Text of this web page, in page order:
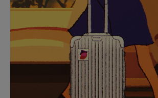
SUR
POUR
METTRE
VEUILLEZ
CLIQUER
POUR
RÉACTIVER
LE